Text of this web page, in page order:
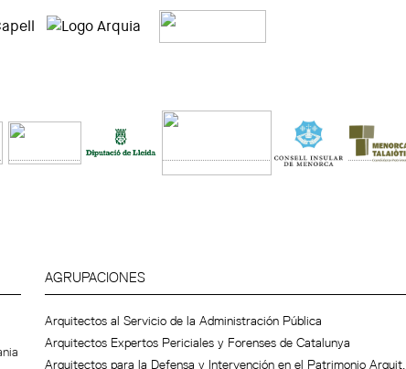
AGRUPACIONES
Arquitectos al Servicio de la Administración Pública
Arquitectos Expertos Periciales y Forenses de Catalunya
Arquitectos para la Defensa y Intervención en el Patrimonio Arquit.